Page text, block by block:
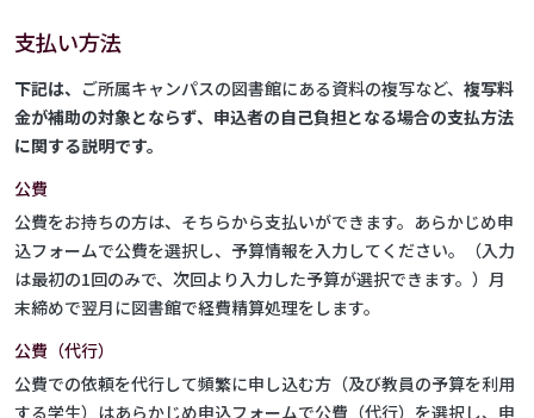
支払い方法
下記は、 ご所属キャンパスの図書館にある資料の複写など、 複写料
金が補助の対象とならず、申込者の自己負担となる場合の支払方法
に関する説明です。
公費
公費をお持ちの方は、そちらから支払いができます。あらかじめ申
込フォームで公費を選択し、予算情報を入力してください。（入力
は最初の1回のみで、次回より入力した予算が選択できます。）月
末締めで翌月に図書館で経費精算処理をします。
公費（代行）
公費での依頼を代行して頻繁に申し込む方（及び教員の予算を利用
する学生）はあらかじめ申込フォームで公費（代行）を選択し、申